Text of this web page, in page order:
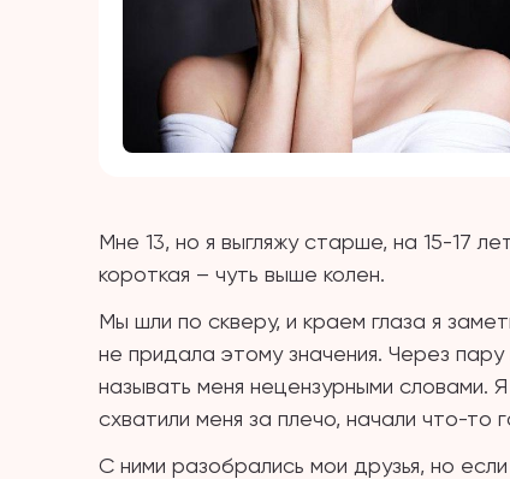
Мне 13, но я выгляжу старше, на 15-17
короткая – чуть выше колен.
Мы шли по скверу, и краем глаза я
не придала этому значения. Через
называть меня нецензурными словами.
схватили меня за плечо, начали что-то
С ними разобрались мои друзья, но